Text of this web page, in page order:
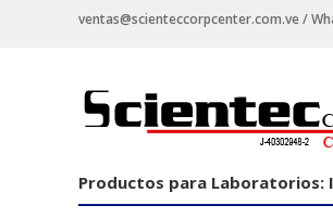
ventas@scienteccorpcenter.com.ve /
Productos
para
Laboratorios
Productos para Laboratorios: